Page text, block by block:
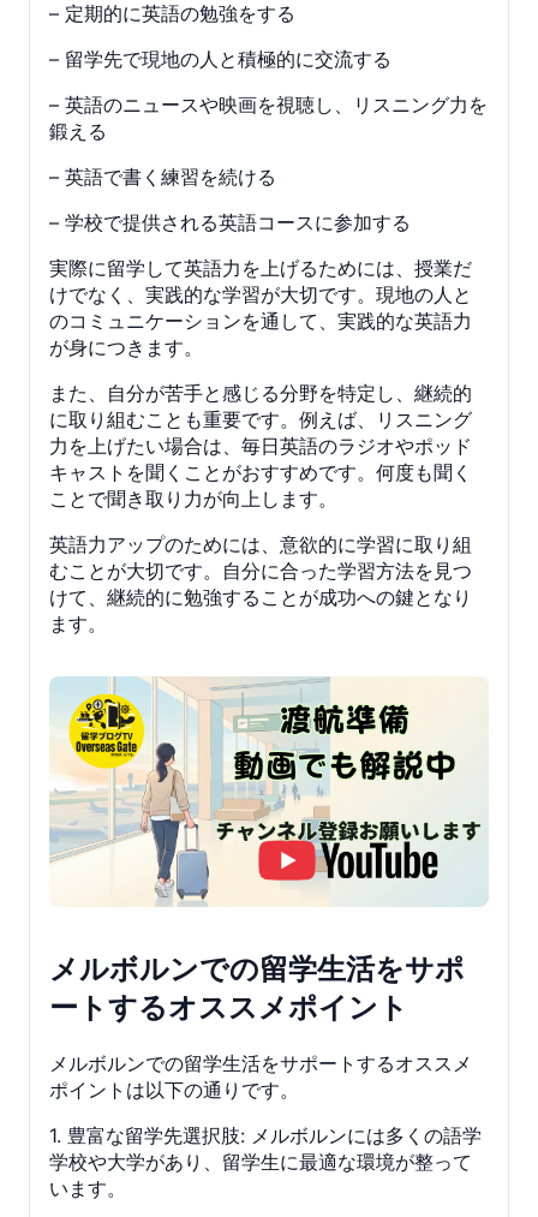
– 定期的に英語の勉強をする
– 留学先で現地の人と積極的に交流する
– 英語のニュースや映画を視聴し、リスニング力を
鍛える
– 英語で書く練習を続ける
– 学校で提供される英語コースに参加する
実際に留学して英語力を上げるためには、授業だ
けでなく、実践的な学習が大切です。現地の人と
のコミュニケーションを通して、実践的な英語力
が身につきます。
また、自分が苦手と感じる分野を特定し、継続的
に取り組むことも重要です。例えば、リスニング
力を上げたい場合は、毎日英語のラジオやポッド
キャストを聞くことがおすすめです。何度も聞く
ことで聞き取り力が向上します。
英語力アップのためには、意欲的に学習に取り組
むことが大切です。自分に合った学習方法を見つ
けて、継続的に勉強することが成功への鍵となり
ます。
メルボルンでの留学生活をサポ
ートするオススメポイント
メルボルンでの留学生活をサポートするオススメ
ポイントは以下の通りです。
1. 豊富な留学先選択肢: メルボルンには多くの語学
学校や大学があり、留学生に最適な環境が整って
います。